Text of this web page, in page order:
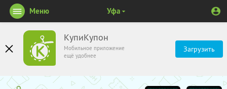
КупиКупон
Мобильное приложение
ещё удобнее
Загрузить
Меню Уфа